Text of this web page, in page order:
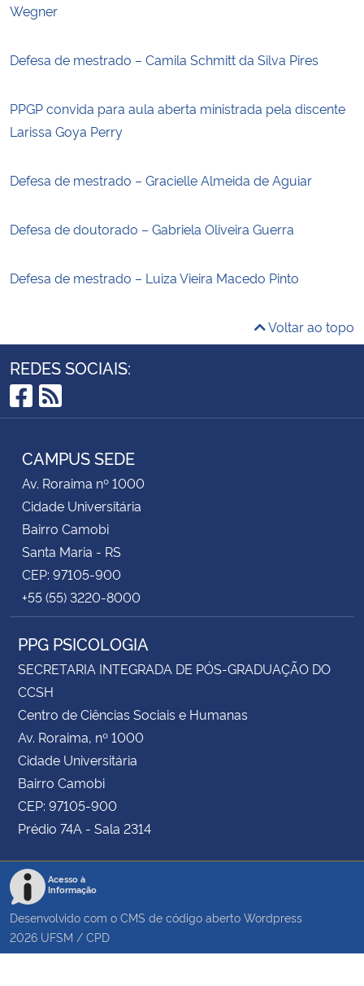
Wegner
Defesa de mestrado – Camila Schmitt da Silva Pires
PPGP convida para aula aberta ministrada pela discente
Larissa Goya Perry
Defesa de mestrado – Gracielle Almeida de Aguiar
Defesa de doutorado – Gabriela Oliveira Guerra
Defesa de mestrado – Luiza Vieira Macedo Pinto
Voltar ao topo
REDES SOCIAIS:
Facebook
RSS
CAMPUS SEDE
Av. Roraima nº 1000
Cidade Universitária
Bairro Camobi
Santa Maria - RS
CEP: 97105-900
+55 (55) 3220-8000
PPG PSICOLOGIA
SECRETARIA INTEGRADA DE PÓS-GRADUAÇÃO DO
CCSH
Centro de Ciências Sociais e Humanas
Av. Roraima, nº 1000
Cidade Universitária
Bairro Camobi
CEP: 97105-900
Prédio 74A - Sala 2314
Acesso à
Informação
Desenvolvido com o CMS de código aberto Wordpress
2026 UFSM / CPD